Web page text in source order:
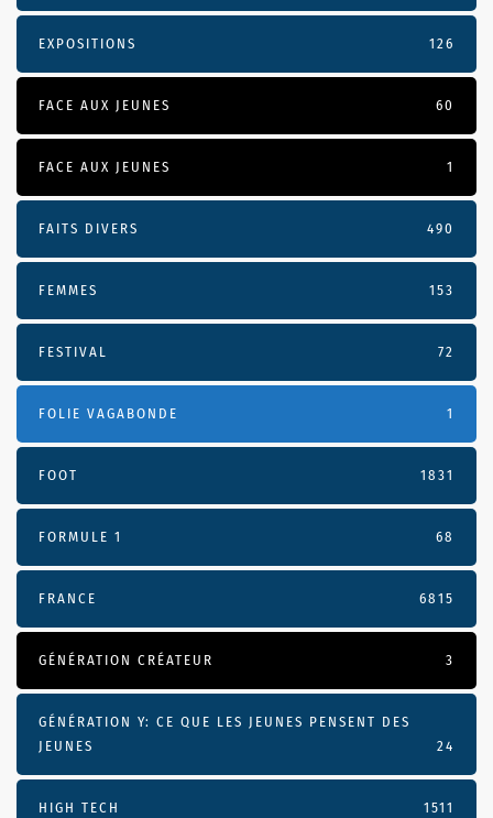
EXPOSITIONS 126
FACE AUX JEUNES 60
FACE AUX JEUNES 1
FAITS DIVERS 490
FEMMES 153
FESTIVAL 72
FOLIE VAGABONDE 1
FOOT 1831
FORMULE 1 68
FRANCE 6815
GÉNÉRATION CRÉATEUR 3
GÉNÉRATION Y: CE QUE LES JEUNES PENSENT DES
JEUNES
24
HIGH TECH 1511